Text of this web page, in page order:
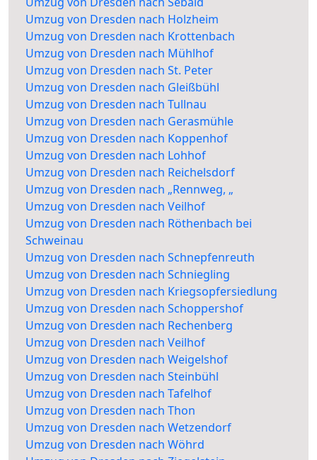
Umzug von Dresden nach Holzheim
Umzug von Dresden nach Krottenbach
Umzug von Dresden nach Mühlhof
Umzug von Dresden nach St. Peter
Umzug von Dresden nach Gleißbühl
Umzug von Dresden nach Tullnau
Umzug von Dresden nach Gerasmühle
Umzug von Dresden nach Koppenhof
Umzug von Dresden nach Lohhof
Umzug von Dresden nach Reichelsdorf
Umzug von Dresden nach „Rennweg, „
Umzug von Dresden nach Veilhof
Umzug von Dresden nach Röthenbach bei
Schweinau
Umzug von Dresden nach Schnepfenreuth
Umzug von Dresden nach Schniegling
Umzug von Dresden nach Kriegsopfersiedlung
Umzug von Dresden nach Schoppershof
Umzug von Dresden nach Rechenberg
Umzug von Dresden nach Veilhof
Umzug von Dresden nach Weigelshof
Umzug von Dresden nach Steinbühl
Umzug von Dresden nach Tafelhof
Umzug von Dresden nach Thon
Umzug von Dresden nach Wetzendorf
Umzug von Dresden nach Wöhrd